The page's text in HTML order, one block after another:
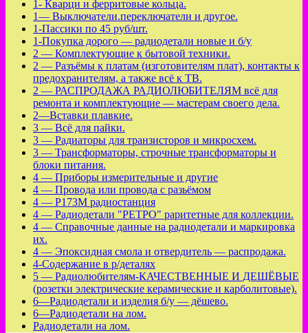
1- Кварци и ферритовые кольца.
1— Выключатели.переключатели и другое.
1-Пассики по 45 руб/шт.
1-Покупка дорого — радиодетали новые и б/у
2 — Комплектующие к бытовой техники.
2 — Разъёмы к платам (изготовителям плат), контакты к
предохранителям, а также всё к ТВ.
2 — РАСПРОДАЖА РАДИОЛЮБИТЕЛЯМ всё для
ремонта и комплектующие — мастерам своего дела.
2—Вставки плавкие.
3 — Всё для пайки.
3 — Радиаторы для транзисторов и микросхем.
3 — Трансформаторы, строчные трансформаторы и
блоки питания.
4 — Приборы измерительные и другие
4 — Провода или провода с разьёмом
4 — Р173М радиостанция
4 — Радиодетали "РЕТРО" раритетные для коллекции.
4 — Справочные данные на радиодетали и маркировка
их.
4 — Эпоксидная смола и отвердитель — распродажа.
4-Содержание в р/деталях
5 — Радиолюбителям-КАЧЕСТВЕННЫЕ И ДЕШЁВЫЕ
(розетки электрические керамические и карболитовые).
6—Радиодетали и изделия б/у — дёшево.
6—Радиодетали на лом.
Радиодетали на лом.